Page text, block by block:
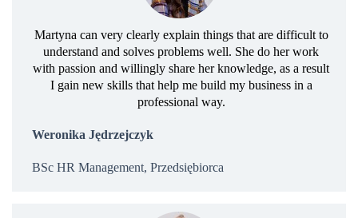
Martyna can very clearly explain things that are difficult to
understand and solves problems well. She do her work
with passion and willingly share her knowledge, as a result
I gain new skills that help me build my business in a
professional way.
Weronika Jędrzejczyk
BSc HR Management, Przedsiębiorca